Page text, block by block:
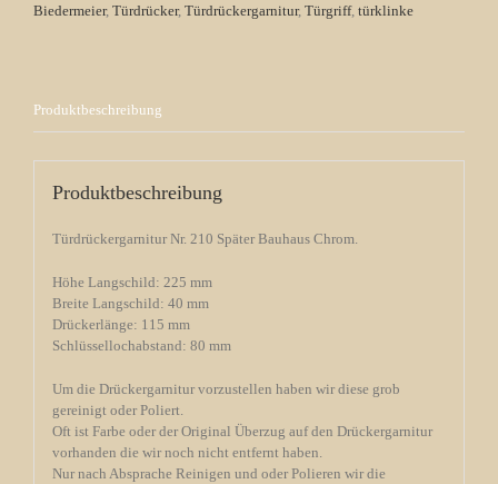
Biedermeier, Türdrücker, Türdrückergarnitur, Türgriff, türklinke
Produktbeschreibung
Produktbeschreibung
Türdrückergarnitur Nr. 210 Später Bauhaus Chrom.
Höhe Langschild: 225 mm
Breite Langschild: 40 mm
Drückerlänge: 115 mm
Schlüssellochabstand: 80 mm
Um die Drückergarnitur vorzustellen haben wir diese grob
gereinigt oder Poliert.
Oft ist Farbe oder der Original Überzug auf den Drückergarnitur
vorhanden die wir noch nicht entfernt haben.
Nur nach Absprache Reinigen und oder Polieren wir die